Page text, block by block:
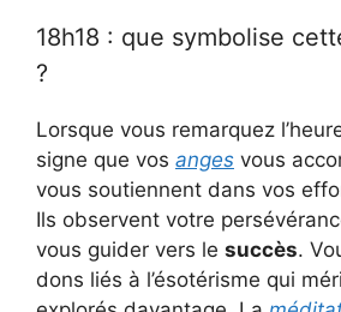
18h18 : que symbolise
?
Lorsque vous remarquez
signe que vos anges vous
vous soutiennent dans vos
Ils observent votre
vous guider vers le succès.
dons liés à l’ésotérisme qui